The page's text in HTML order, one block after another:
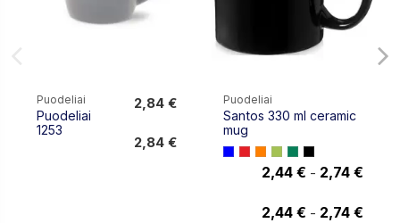
Puodeliai
Puodeliai
1253
2,84 €
2,84 €
Puodeliai
Santos 330 ml ceramic
mug
2,44 € - 2,74 €
2,44 € - 2,74 €